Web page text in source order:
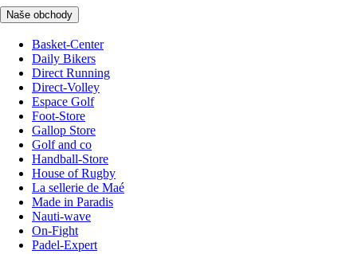
Naše obchody
Basket-Center
Daily Bikers
Direct Running
Direct-Volley
Espace Golf
Foot-Store
Gallop Store
Golf and co
Handball-Store
House of Rugby
La sellerie de Maé
Made in Paradis
Nauti-wave
On-Fight
Padel-Expert